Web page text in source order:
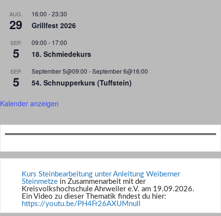
AUG.
29
16:00 -23:30
Grillfest 2026
SEP.
5
09:00 - 17:00
18. Schmiedekurs
SEP.
5
September 5@09:00 -September 6@16:00
54. Schnupperkurs (Tuffstein)
Kalender anzeigen
Kurs Steinbearbeitung unter Anleitung Weiberner
Steinmetze in Zusammenarbeit mit der
Kreisvolkshochschule Ahrweiler e.V. am 19.09.2026.
Ein Video zu dieser Thematik findest du hier:
https://youtu.be/PH4Fr26AXUMnull